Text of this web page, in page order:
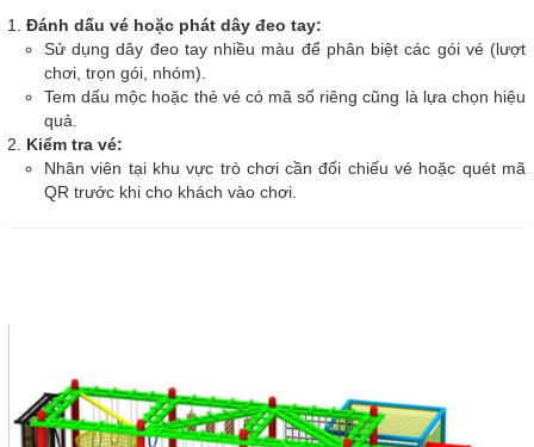
Đánh dấu vé hoặc phát dây đeo tay:
Sử dụng dây đeo tay nhiều màu để phân biệt các gói vé (lượt
chơi, trọn gói, nhóm).
Tem dấu mộc hoặc thẻ vé có mã số riêng cũng là lựa chọn hiệu
quả.
Kiểm tra vé:
Nhân viên tại khu vực trò chơi cần đối chiếu vé hoặc quét mã
QR trước khi cho khách vào chơi.